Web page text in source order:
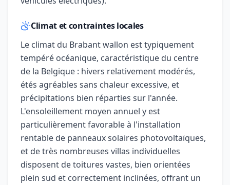
Climat et contraintes locales
Le climat du Brabant wallon est typiquement
tempéré océanique, caractéristique du centre
de la Belgique : hivers relativement modérés,
étés agréables sans chaleur excessive, et
précipitations bien réparties sur l'année.
L'ensoleillement moyen annuel y est
particulièrement favorable à l'installation
rentable de panneaux solaires photovoltaïques,
et de très nombreuses villas individuelles
disposent de toitures vastes, bien orientées
plein sud et correctement inclinées, offrant un